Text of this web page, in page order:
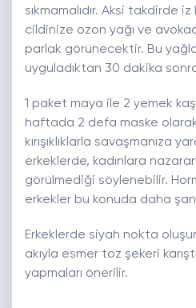
sıkmamalıdır. Aksi takdirde iz
cildinize ozon yağı ve
parlak görünecektir. Bu
uyguladıktan 30 dakika
1 paket maya ile 2 yemek
haftada 2 defa maske
kırışıklıklarla savaşmanıza
erkeklerde, kadınlara nazaran
görülmediği söylenebilir.
erkekler bu konuda daha
Erkeklerde siyah nokta
akıyla esmer toz şekeri
yapmaları önerilir.